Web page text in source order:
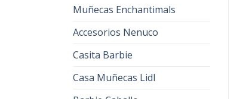
Muñecas Enchantimals
Accesorios Nenuco
Casita Barbie
Casa Muñecas Lidl